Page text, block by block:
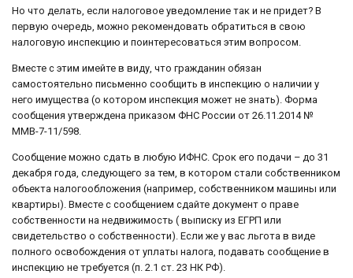
Но что делать, если налоговое уведомление так и не придет? В
первую очередь, можно рекомендовать обратиться в свою
налоговую инспекцию и поинтересоваться этим вопросом.
Вместе с этим имейте в виду, что гражданин обязан
самостоятельно письменно сообщить в инспекцию о наличии у
него имущества (о котором инспекция может не знать). Форма
сообщения утверждена приказом ФНС России от 26.11.2014 №
ММВ-7-11/598.
Сообщение можно сдать в любую ИФНС. Срок его подачи – до 31
декабря года, следующего за тем, в котором стали собственником
объекта налогообложения (например, собственником машины или
квартиры). Вместе с сообщением сдайте документ о праве
собственности на недвижимость ( выписку из ЕГРП или
свидетельство о собственности). Если же у вас льгота в виде
полного освобождения от уплаты налога, подавать сообщение в
инспекцию не требуется (п. 2.1 ст. 23 НК РФ).